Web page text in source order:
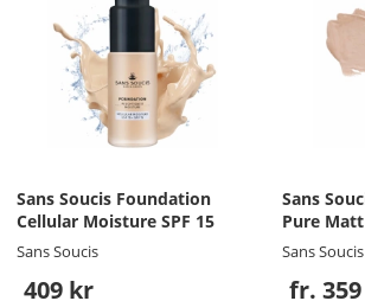
Sans Soucis Foundation
Cellular Moisture SPF 15
Sans Soucis
409 kr
Sans
Pure Matt
Sans Soucis
fr.